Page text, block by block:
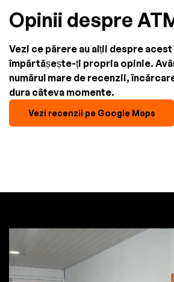
Opinii despre
Vezi ce părere au alții despre
împărtășește-ți propria opinie.
numărul mare de recenzii,
dura câteva momente.
Vezi recenzii pe Google Maps